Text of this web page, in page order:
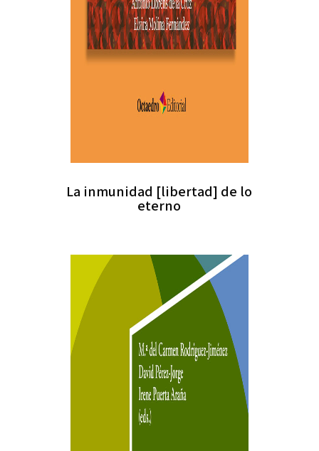
La inmunidad [libertad] de lo
eterno